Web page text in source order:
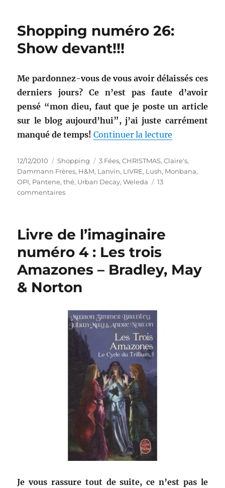
Le
plus
beau
Noël,
il
est
qui???
Shopping numéro 26:
Show devant!!!
Me pardonnez-vous de vous avoir délaissés ces
derniers jours? Ce n’est pas faute d’avoir
pensé “mon dieu, faut que je poste un article
sur le blog aujourd’hui”, j’ai juste carrément
manqué de temps! Continuer la lecture
Publié
le
12/12/2010 Catégories
Shopping Étiquettes
3 Fées,CHRISTMAS,Claire's,
Dammann Frères, H&M, Lanvin, LIVRE, Lush, Monbana,
OPI, Pantene,thé, Urban Decay,Weleda
13
commentairessur
Show
Livre de l’imaginaire
numéro 4 : Les trois
Amazones – Bradley, May
& Norton
Je vous rassure tout de suite, ce n’est pas le